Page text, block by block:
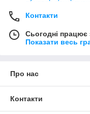
Контакти
Сьогодні працює
Показати весь
Про нас
Контакти